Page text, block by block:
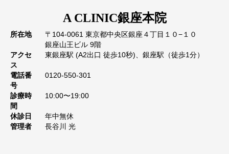
A CLINIC銀座本院
所在地
〒104-0061 東京都中央区銀座４丁目１０−１０
銀座山王ビル 9階
アクセ
ス
東銀座駅 (A2出口 徒歩10秒)、銀座駅（徒歩1分）
電話番
号
0120-550-301
診療時
間
10:00〜19:00
休診日
年中無休
管理者
長谷川 光